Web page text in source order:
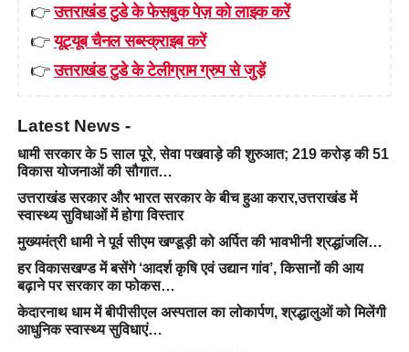
👉उत्तराखंड टुडे के फेसबुक पेज़ को लाइक करें
👉यूट्यूब चैनल सब्स्क्राइब करें
👉उत्तराखंड टुडे के टेलीग्राम ग्रुप से जुड़ें
Latest News -
धामी सरकार के 5 साल पूरे, सेवा पखवाड़े की शुरुआत; 219 करोड़ की 51
विकास योजनाओं की सौगात…
उत्तराखंड सरकार और भारत सरकार के बीच हुआ करार,उत्तराखंड में
स्वास्थ्य सुविधाओं में होगा विस्तार
मुख्यमंत्री धामी ने पूर्व सीएम खण्डूड़ी को अर्पित की भावभीनी श्रद्धांजलि…
हर विकासखण्ड में बसेंगे ‘आदर्श कृषि एवं उद्यान गांव’, किसानों की आय
बढ़ाने पर सरकार का फोकस…
केदारनाथ धाम में बीपीसीएल अस्पताल का लोकार्पण, श्रद्धालुओं को मिलेंगी
आधुनिक स्वास्थ्य सुविधाएं…